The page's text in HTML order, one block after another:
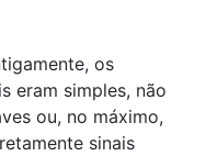
os
eram simples, não
ou, no máximo,
sinais